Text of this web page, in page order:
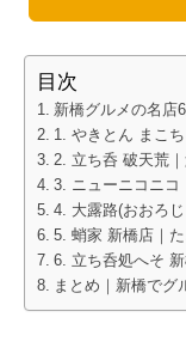
目次
新橋グルメの名店
1. やきとん まこ
2. 立ち呑 破天荒
3. ニューニコニコ
4. 大露路(おおろ
5. 蛸家 新橋店｜
6. 立ち呑処へそ
まとめ｜新橋でグ